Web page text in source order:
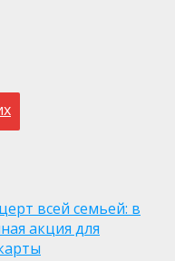
всей семьей: в
акция для